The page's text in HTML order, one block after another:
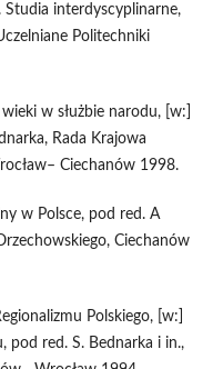
interdyscyplinarne,
Politechniki
w służbie narodu, [w:]
Rada Krajowa
Ciechanów 1998.
w Polsce, pod red. A
Ciechanów
Polskiego, [w:]
pod red. S. Bednarka i in.,